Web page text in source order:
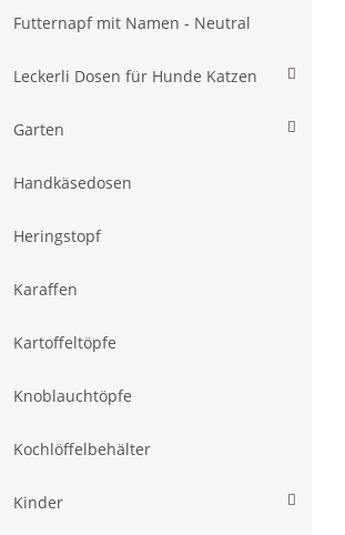
Futternapf mit Namen - Neutral
Leckerli Dosen für Hunde Katzen
Garten
Handkäsedosen
Heringstopf
Karaffen
Kartoffeltöpfe
Knoblauchtöpfe
Kochlöffelbehälter
Kinder